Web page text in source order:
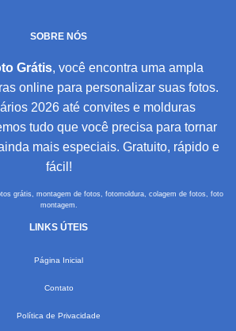
SOBRE NÓS
Grátis, você encontra uma ampla
online para personalizar suas fotos.
2026 até convites e molduras
tudo que você precisa para tornar
mais especiais. Gratuito, rápido e
fácil!
grátis, montagem de fotos, fotomoldura, colagem de fotos, foto
montagem.
LINKS ÚTEIS
Página Inicial
Contato
Política de Privacidade